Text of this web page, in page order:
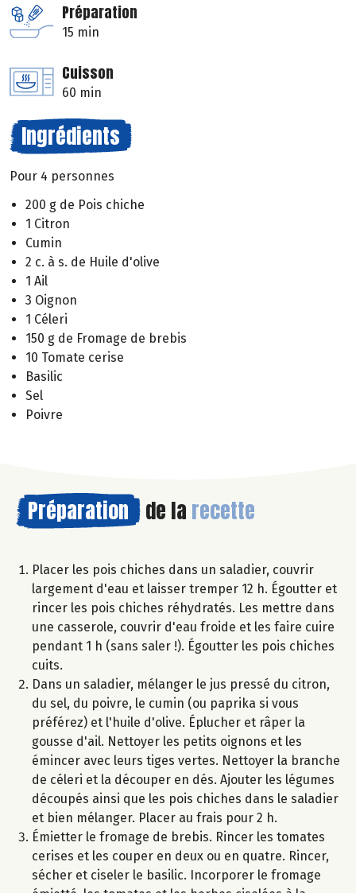
Préparation
15 min
Cuisson
60 min
Ingrédients
Pour 4 personnes
200 g de Pois chiche
1 Citron
Cumin
2 c. à s. de Huile d'olive
1 Ail
3 Oignon
1 Céleri
150 g de Fromage de brebis
10 Tomate cerise
Basilic
Sel
Poivre
Préparation de la recette
Placer les pois chiches dans un saladier, couvrir
largement d'eau et laisser tremper 12 h. Égoutter et
rincer les pois chiches réhydratés. Les mettre dans
une casserole, couvrir d'eau froide et les faire cuire
pendant 1 h (sans saler !). Égoutter les pois chiches
cuits.
Dans un saladier, mélanger le jus pressé du citron,
du sel, du poivre, le cumin (ou paprika si vous
préférez) et l'huile d'olive. Éplucher et râper la
gousse d'ail. Nettoyer les petits oignons et les
émincer avec leurs tiges vertes. Nettoyer la branche
de céleri et la découper en dés. Ajouter les légumes
découpés ainsi que les pois chiches dans le saladier
et bien mélanger. Placer au frais pour 2 h.
Émietter le fromage de brebis. Rincer les tomates
cerises et les couper en deux ou en quatre. Rincer,
sécher et ciseler le basilic. Incorporer le fromage